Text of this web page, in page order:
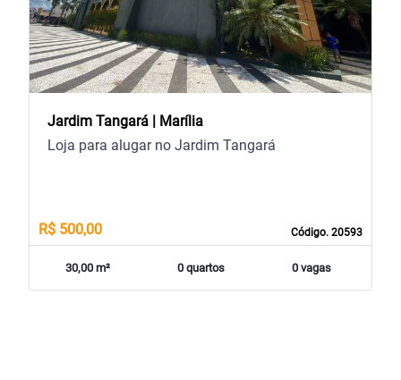
Jardim Tangará | Marília
Código. 20593
Loja para alugar no Jardim Tangará
R$ 500,00
30,00 m² 0 quartos 0 vagas